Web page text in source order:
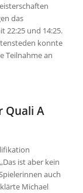
das
22:25 und 14:25.
konnte
Teilnahme an
Quali A
ist aber kein
auch
Michael